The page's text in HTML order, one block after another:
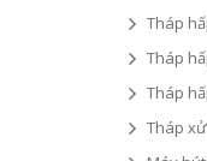
Tháp
Tháp
Tháp
Tháp